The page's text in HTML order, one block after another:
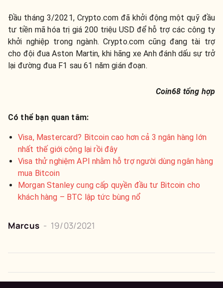
Đầu tháng 3/2021, Crypto.com đã khởi động một quỹ đầu
tư tiền mã hóa trị giá 200 triệu USD để hỗ trợ các công ty
khởi nghiệp trong ngành. Crypto.com cũng đang tài trợ
cho đội đua Aston Martin, khi hãng xe Anh đánh dấu sự trở
lại đường đua F1 sau 61 năm gián đoạn.
Coin68 tổng hợp
Có thể bạn quan tâm:
Visa, Mastercard? Bitcoin cao hơn cả 3 ngân hàng lớn
nhất thế giới cộng lại rồi đây
Visa thử nghiệm API nhằm hỗ trợ người dùng ngân hàng
mua Bitcoin
Morgan Stanley cung cấp quyền đầu tư Bitcoin cho
khách hàng – BTC lập tức bùng nổ
Marcus - 19/03/2021